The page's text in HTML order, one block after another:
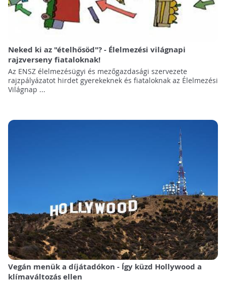
Neked ki az "ételhősöd"? - Élelmezési világnapi
rajzverseny fiataloknak!
Az ENSZ élelmezésügyi és mezőgazdasági szervezete
rajzpályázatot hirdet gyerekeknek és fiataloknak az Élelmezési
Világnap ...
Vegán menük a díjátadókon - Így küzd Hollywood a
klímaváltozás ellen